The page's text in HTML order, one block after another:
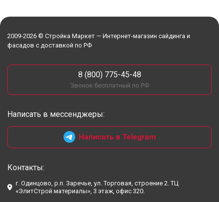
2009-2026 © Стройка Маркет — Интернет-магазин сайдинга и
фасадов с доставкой по РФ
8 (800) 775-45-48
Звонок бесплатный по РФ
Написать в мессенджеры:
Написать в Telegram
Контакты:
г. Одинцово, р.п. Заречье, ул. Торговая, строение 2. ТЦ
«ЭлитСтрой материалы», 3 этаж, офис 320.